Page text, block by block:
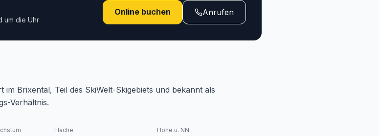
um die Uhr
Online buchen Anrufen
Brixental, Teil des SkiWelt-Skigebiets und bekannt als
Verhältnis.
Fläche Höhe ü. NN